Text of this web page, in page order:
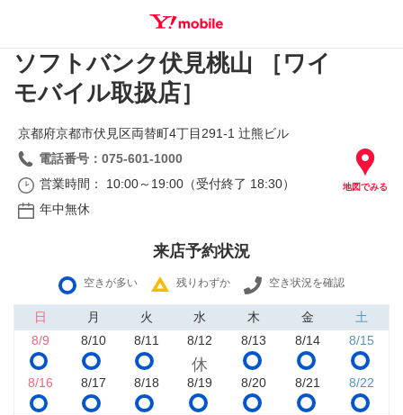
SEARCH
ソフトバンク伏見桃山 ［ワイ
モバイル取扱店］
地図でみる
京都府京都市伏見区両替町4丁目291‐1 辻熊ビル
電話番号：075-601-1000
営業時間： 10:00～19:00（受付終了 18:30）
年中無休
来店予約状況
空きが多い 残りわずか 空き状況を確認
日 月 火 水 木 金
土
8/9
8/10 8/11 8/12 8/13 8/14 8/15
8/16 8/17 8/18 8/19 8/20 8/21 8/22